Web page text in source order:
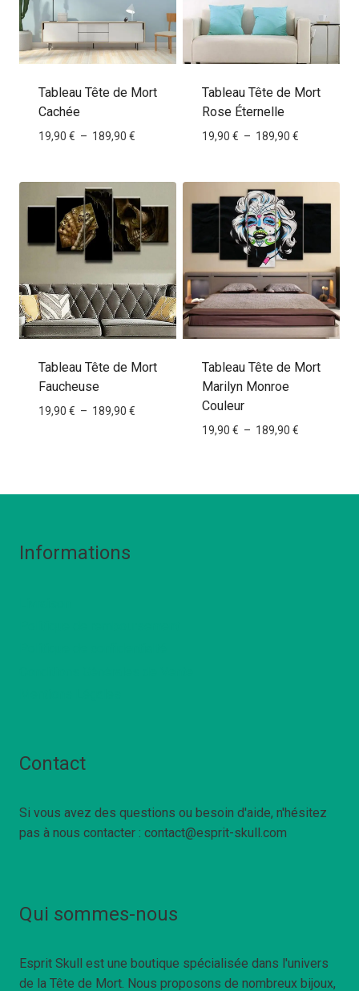
Tableau Tête de Mort
Cachée
19,90 € – 189,90 €
19,90 €
à
189,90 €
Tableau Tête de Mort
Rose Éternelle
19,90 € – 189,90 €
19,90 €
à
Tableau Tête de Mort
Faucheuse
19,90 € – 189,90 €
189,90 €
Tableau Tête de Mort
Marilyn Monroe
Couleur
19,90 € – 189,90 €
à
Informations
Contact
Si vous avez des questions ou besoin d'aide, n'hésitez
pas à nous contacter : contact@esprit-skull.com
Qui sommes-nous
Esprit Skull est une boutique spécialisée dans l'univers
de la Tête de Mort. Nous proposons de nombreux bijoux,